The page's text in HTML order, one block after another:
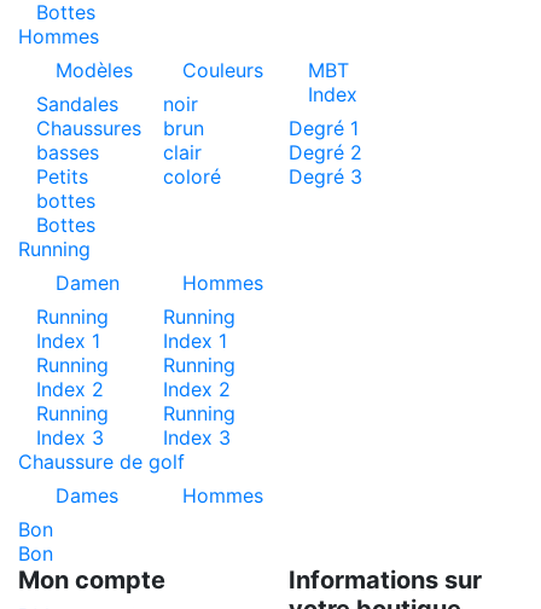
Bottes
Hommes
Modèles
Sandales
Chaussures
basses
Petits
bottes
Bottes
Couleurs
noir
brun
clair
coloré
MBT
Index
Degré 1
Degré 2
Degré 3
Running
Damen
Running
Index 1
Running
Index 2
Running
Index 3
Hommes
Running
Index 1
Running
Index 2
Running
Index 3
Chaussure de golf
Dames
Hommes
Bon
Bon
Mon compte
Informations sur